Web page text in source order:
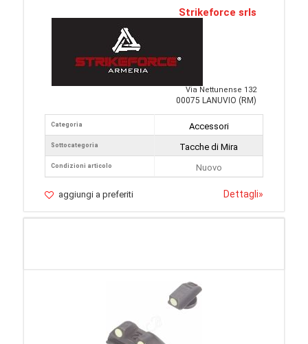
Strikeforce srls
Via Nettunense 132
00075 LANUVIO (RM)
Categoria
Sottocategoria
Condizioni articolo
Accessori
Tacche di Mira
Nuovo
aggiungi a preferiti Dettagli»